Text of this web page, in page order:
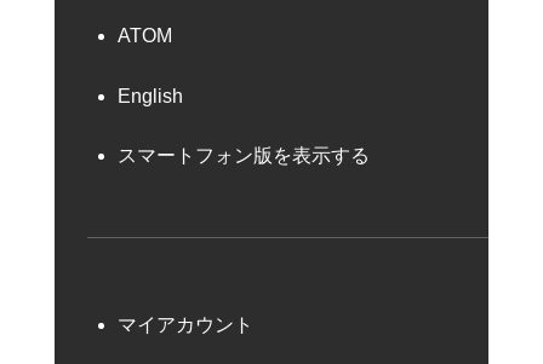
ATOM
English
スマートフォン版を表示する
マイアカウント